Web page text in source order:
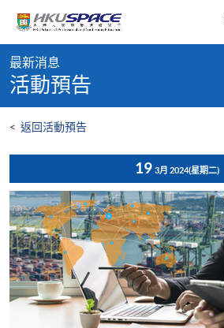
content
content
start
最新消息
活動預告
< 返回活動預告
19 3月 2024(星期二)